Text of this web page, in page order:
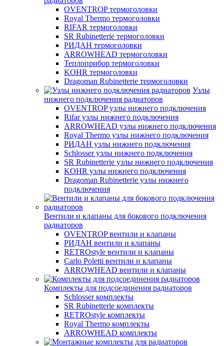
OVENTROP термоголовки
Royal Thermo термоголовки
RIFAR термоголовки
SR Rubinetterie термоголовки
РИДАН термоголовки
ARROWHEAD термоголовки
Теплоприбор термоголовки
KOHR термоголовки
Dragoman Rubinetterie термоголовки
Узлы
нижнего подключения радиаторов
OVENTROP узлы нижнего подключения
Rifar узлы нижнего подключения
ARROWHEAD узлы нижнего подключения
Royal Thermo узлы нижнего подключения
РИДАН узлы нижнего подключения
Schlosser узлы нижнего подключения
SR Rubinetterie узлы нижнего подключения
KOHR узлы нижнего подключения
Dragoman Rubinetterie узлы нижнего
подключения
Вентили и клапаны для бокового подключения
радиаторов
OVENTROP вентили и клапаны
РИДАН вентили и клапаны
RETROstyle вентили и клапаны
Carlo Poletti вентили и клапаны
ARROWHEAD вентили и клапаны
Комплекты для подсоединения радиаторов
Schlosser комплекты
SR Rubinetterie комплекты
RETROstyle комплекты
Royal Thermo комплекты
ARROWHEAD комплекты